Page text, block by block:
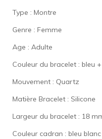
Type : Montre
Genre : Femme
Age : Adulte
Couleur du bracelet : bleu
Mouvement : Quartz
Matière Bracelet : Silicone
Largeur du bracelet : 18
Couleur cadran : bleu